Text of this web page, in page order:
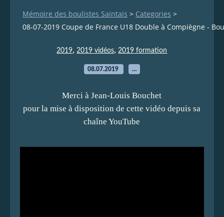
Mémoire des boulistes Saintais > Categories >
08-07-2019 Coupe de France U18 Double à Compiègne -
2019, 2019 vidéos, 2019 formation
08.07.2019 …
Merci à Jean-Louis Bouchet
pour la mise à disposition de cette vidéo depuis sa
chaîne YouTube